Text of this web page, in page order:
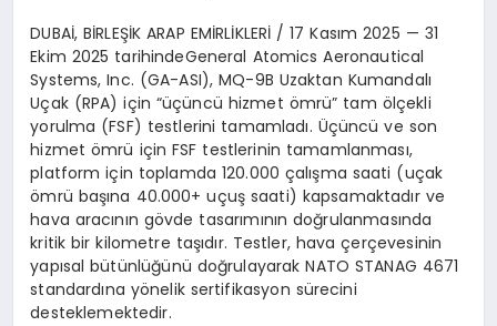
DUBAİ, BİRLEŞİK ARAP EMİRLİKLERİ / 17 Kasım 2025 — 31
Ekim 2025 tarihindeGeneral Atomics Aeronautical
Systems, Inc. (GA-ASI), MQ-9B Uzaktan Kumandalı
Uçak (RPA) için “üçüncü hizmet ömrü” tam ölçekli
yorulma (FSF) testlerini tamamladı. Üçüncü ve son
hizmetömrü için FSF testlerinin tamamlanması,
platform için toplamda 120.000 çalışma saati (uçak
ömrü başına 40.000+ uçuş saati) kapsamaktadır ve
hava aracının gövde tasarımının doğrulanmasında
kritik bir kilometre taşıdır. Testler, hava çerçevesinin
yapısal bütünlüğünü doğrulayarak NATO STANAG 4671
standardına yönelik sertifikasyon sürecini
desteklemektedir.